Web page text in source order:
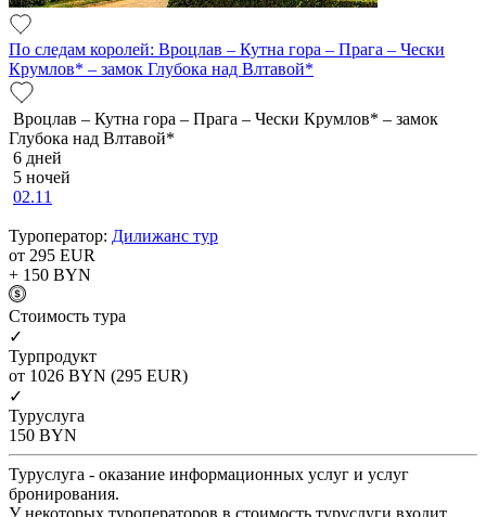
По следам королей: Вроцлав – Кутна гора – Прага – Чески
Крумлов* – замок Глубока над Влтавой*
Вроцлав – Кутна гора – Прага – Чески Крумлов* – замок
Глубока над Влтавой*
6 дней
5 ночей
02.11
Туроператор: Дилижанс тур
от 295 EUR
+ 150 BYN
Cтоимость тура
✓
Турпродукт
от 1026 BYN (295 EUR)
✓
Туруслуга
150 BYN
Туруслуга - оказание информационных услуг и услуг
бронирования.
У некоторых туроператоров в стоимость туруслуги входит